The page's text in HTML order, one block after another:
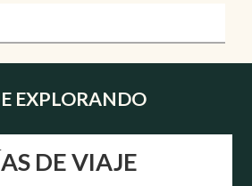
EXPLORANDO
DE VIAJE